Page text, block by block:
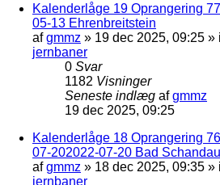
Kalenderlåge 19 Oprangering
05-13 Ehrenbreitstein
afgmmz » 19 dec 2025, 09:25 » i
jernbaner
0 Svar
1182 Visninger
Seneste indlæg afgmmz
19 dec 2025, 09:25
Kalenderlåge 18 Oprangering
07-202022-07-20 Bad Schandau
afgmmz » 18 dec 2025, 09:35 » i
jernbaner